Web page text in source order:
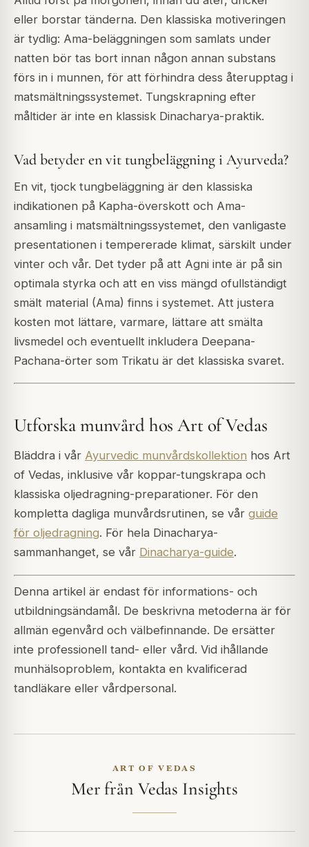
eller borstar tänderna. Den klassiska motiveringen
är tydlig: Ama-beläggningen som samlats under
natten bör tas bort innan någon annan substans
förs in i munnen, för att förhindra dess återupptag i
matsmältningssystemet. Tungskrapning efter
måltider är inte en klassisk Dinacharya-praktik.
Vad betyder en vit tungbeläggning i Ayurveda?
En vit, tjock tungbeläggning är den klassiska
indikationen på Kapha-överskott och Ama-
ansamling i matsmältningssystemet, den vanligaste
presentationen i tempererade klimat, särskilt under
vinter och vår. Det tyder på att Agni inte är på sin
optimala styrka och att en viss mängd ofullständigt
smält material (Ama) finns i systemet. Att justera
kosten mot lättare, varmare, lättare att smälta
livsmedel och eventuellt inkludera Deepana-
Pachana-örter som Trikatu är det klassiska svaret.
Utforska munvård hos Art of Vedas
Bläddra i vår Ayurvedic munvårdskollektion hos Art
of Vedas, inklusive vår koppar-tungskrapa och
klassiska oljedragning-preparationer. För den
kompletta dagliga munvårdsrutinen, se vår guide
för oljedragning. För hela Dinacharya-
sammanhanget, se vår Dinacharya-guide.
Denna artikel är endast för informations- och
utbildningsändamål. De beskrivna metoderna är för
allmän egenvård och välbefinnande. De ersätter
inte professionell tand- eller vård. Vid ihållande
munhälsoproblem, kontakta en kvalificerad
tandläkare eller vårdpersonal.
ART OF VEDAS
Mer från Vedas Insights